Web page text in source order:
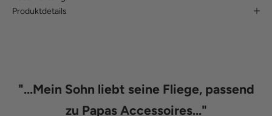
Produktdetails
"...Mein Sohn liebt seine Fliege, passend
zu Papas Accessoires..."